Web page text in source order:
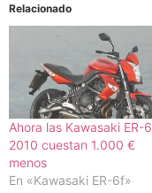
Relacionado
Ahora las Kawasaki ER-6
2010 cuestan 1.000 €
menos
En «Kawasaki ER-6f»